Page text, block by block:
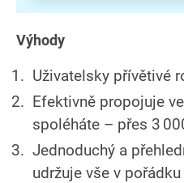
Výhody
Uživatelsky přívětivé
Efektivně propojuje
spoléháte – přes 3
Jednoduchý a
udržuje vše v pořádku